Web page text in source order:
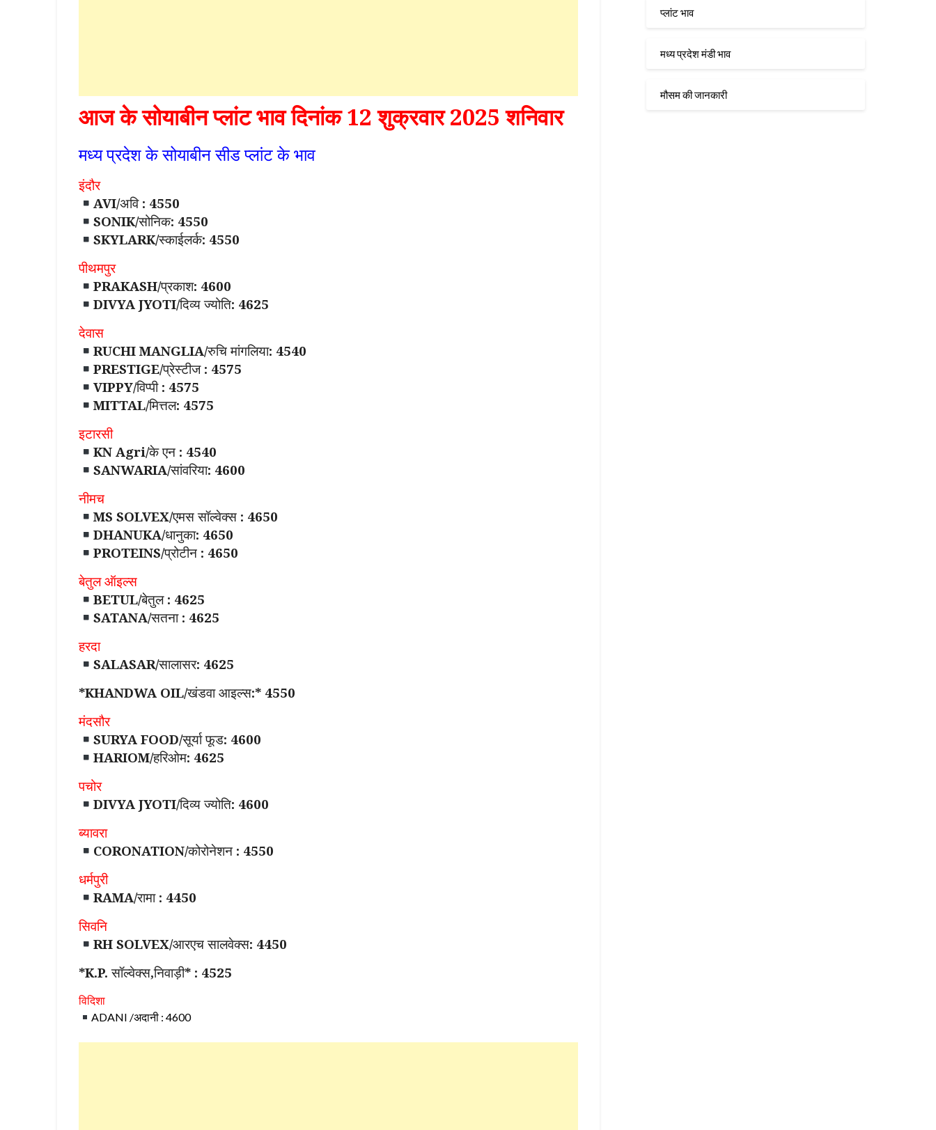
आज के सोयाबीन प्लांट भाव दिनांक 12 शुक्रवार 2025 शनिवार
मध्य प्रदेश के सोयाबीन सीड प्लांट के भाव
इंदौर
AVI/अवि : 4550
SONIK/सोनिक: 4550
SKYLARK/स्काईलर्क: 4550
पीथमपुर
PRAKASH/प्रकाश: 4600
DIVYA JYOTI/दिव्य ज्योति: 4625
देवास
RUCHI MANGLIA/रुचि मांगलिया: 4540
PRESTIGE/प्रेस्टीज : 4575
VIPPY/विप्पी : 4575
MITTAL/मित्तल: 4575
इटारसी
KN Agri/के एन : 4540
SANWARIA/सांवरिया: 4600
नीमच
MS SOLVEX/एमस सॉल्वेक्स : 4650
DHANUKA/धानुका: 4650
PROTEINS/प्रोटीन : 4650
बेतुल ऑइल्स
BETUL/बेतुल : 4625
SATANA/सतना : 4625
हरदा
SALASAR/सालासर: 4625
*KHANDWA OIL/खंडवा आइल्स:* 4550
मंदसौर
SURYA FOOD/सूर्या फूड: 4600
HARIOM/हरिओम: 4625
पचोर
DIVYA JYOTI/दिव्य ज्योति: 4600
ब्यावरा
CORONATION/कोरोनेशन : 4550
धर्मपुरी
RAMA/रामा : 4450
सिवनि
RH SOLVEX/आरएच सालवेक्स: 4450
*K.P. सॉल्वेक्स,निवाड़ी* : 4525
विदिशा
ADANI /अदानी : 4600
प्लांट भाव
मध्य प्रदेश मंडी भाव
मौसम की जानकारी